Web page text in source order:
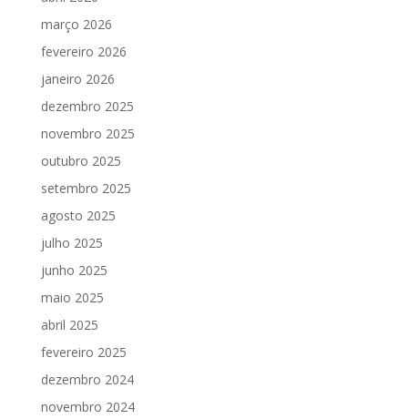
março 2026
fevereiro 2026
janeiro 2026
dezembro 2025
novembro 2025
outubro 2025
setembro 2025
agosto 2025
julho 2025
junho 2025
maio 2025
abril 2025
fevereiro 2025
dezembro 2024
novembro 2024